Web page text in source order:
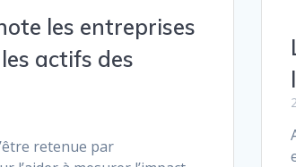
les entreprises
actifs des
retenue par